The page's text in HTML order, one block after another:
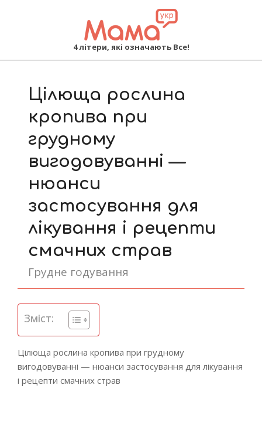
4 літери, які означають Все!
Цілюща рослина
кропива при
грудному
вигодовуванні —
нюанси
застосування для
лікування і рецепти
смачних страв
Грудне годування
Зміст:
Цілюща рослина кропива при грудному
вигодовуванні — нюанси застосування для лікування
і рецепти смачних страв